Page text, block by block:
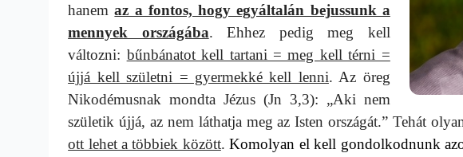
hanemaz a fontos, hogy egyáltalán bejussunk a
mennyek országába. Ehhez pedig meg kell
változni: bűnbánatot kell tartani = meg kell térni =
újjá kell születni = gyermekké kell lenni. Az öreg
Nikodémusnak mondta Jézus (Jn 3,3): „Aki nem
születik újjá, az nem láthatja meg az Isten országát.” Tehát
ott lehet a többiek között. Komolyan el kell gondolkodnunk